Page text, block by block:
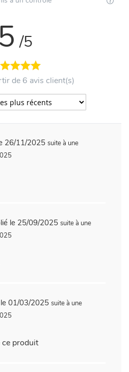
5 /5
de 6 avis client(s)
26/11/2025suite à une
le 25/09/2025suite à une
le 01/03/2025suite à une
ce produit